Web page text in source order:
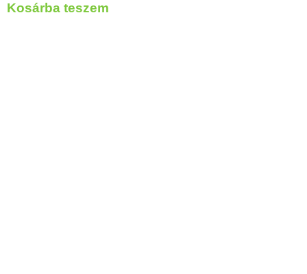
Kosárba teszem